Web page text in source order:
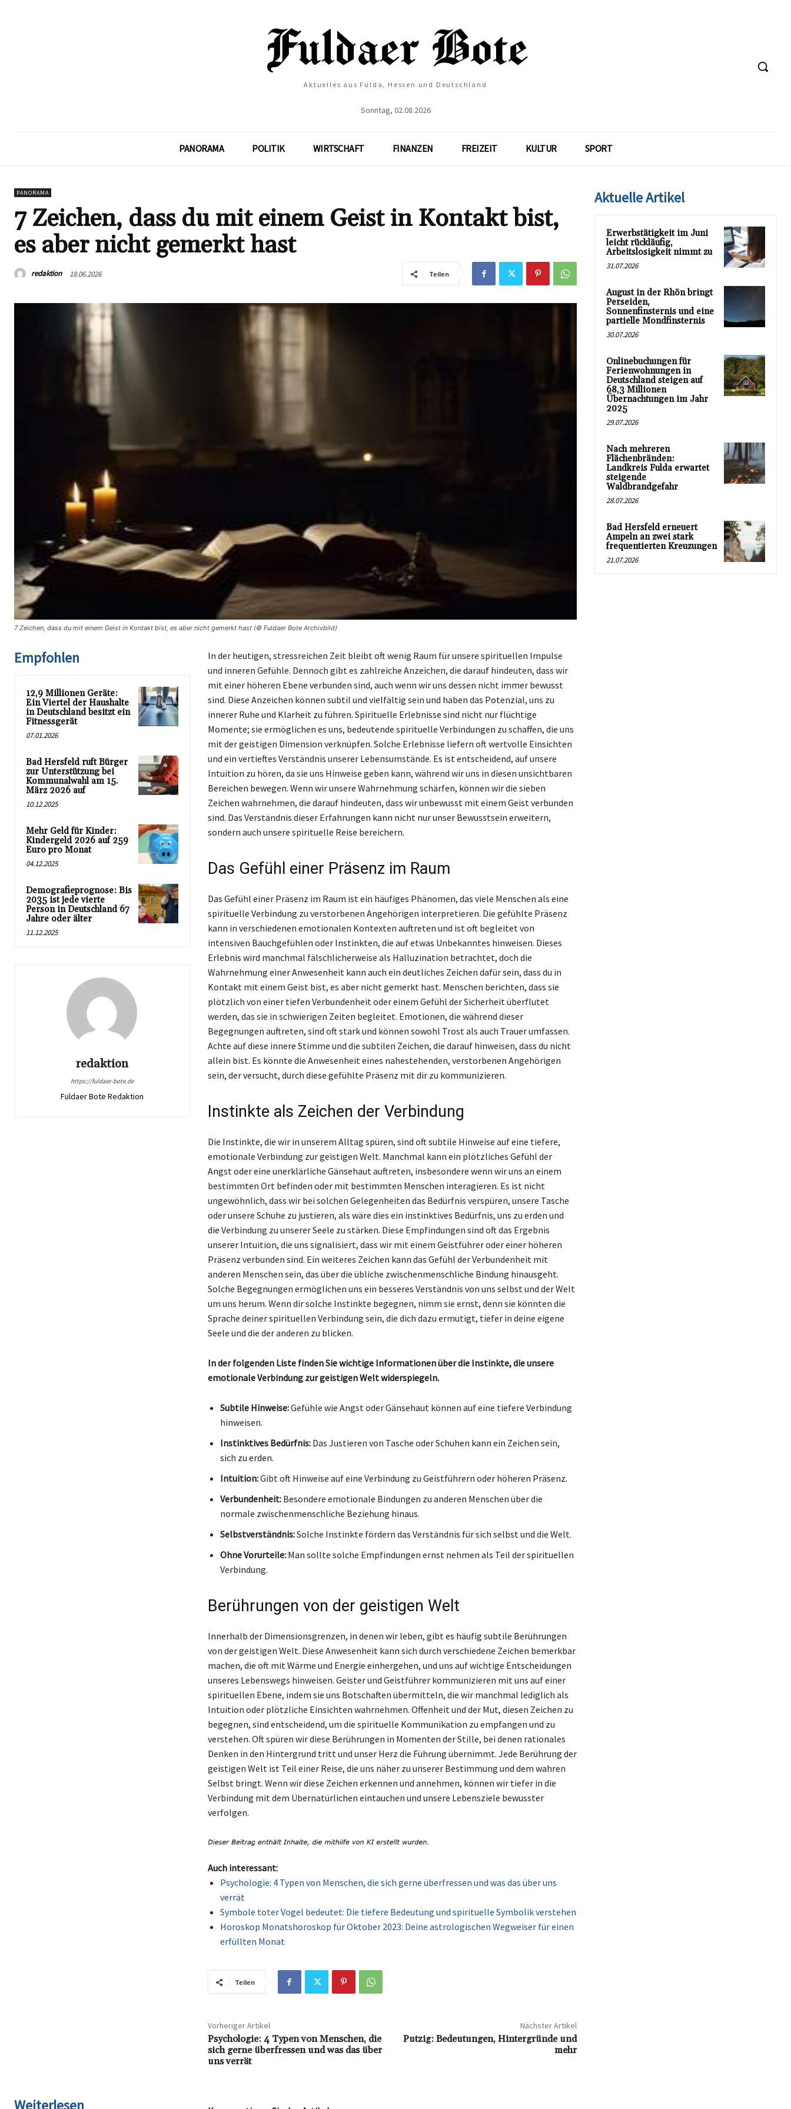
Aktuelles aus Fulda, Hessen und Deutschland
Sonntag, 02.08.2026
PANORAMA POLITIK WIRTSCHAFT FINANZEN FREIZEIT KULTUR SPORT
PANORAMA
7 Zeichen, dass du mit einem Geist in Kontakt bist,
es aber nicht gemerkt hast
redaktion 18.06.2026 Teilen
7 Zeichen, dass du mit einem Geist in Kontakt bist, es aber nicht gemerkt hast (© Fuldaer Bote Archivbild)
Empfohlen
12,9 Millionen Geräte:
Ein Viertel der Haushalte
in Deutschland besitzt ein
Fitnessgerät
07.01.2026
Bad Hersfeld ruft Bürger
zur Unterstützung bei
Kommunalwahl am 15.
März 2026 auf
10.12.2025
Mehr Geld für Kinder:
Kindergeld 2026 auf 259
Euro pro Monat
04.12.2025
Demografieprognose: Bis
2035 ist jede vierte
Person in Deutschland 67
Jahre oder älter
11.12.2025
redaktion
https://fuldaer-bote.de
Fuldaer Bote Redaktion
In der heutigen, stressreichen Zeit bleibt oft wenig Raum für unsere spirituellen Impulse
und inneren Gefühle. Dennoch gibt es zahlreiche Anzeichen, die darauf hindeuten, dass wir
mit einer höheren Ebene verbunden sind, auch wenn wir uns dessen nicht immer bewusst
sind. Diese Anzeichen können subtil und vielfältig sein und haben das Potenzial, uns zu
innerer Ruhe und Klarheit zu führen. Spirituelle Erlebnisse sind nicht nur flüchtige
Momente; sie ermöglichen es uns, bedeutende spirituelle Verbindungen zu schaffen, die uns
mit der geistigen Dimension verknüpfen. Solche Erlebnisse liefern oft wertvolle Einsichten
und ein vertieftes Verständnis unserer Lebensumstände. Es ist entscheidend, auf unsere
Intuition zu hören, da sie uns Hinweise geben kann, während wir uns in diesen unsichtbaren
Bereichen bewegen. Wenn wir unsere Wahrnehmung schärfen, können wir die sieben
Zeichen wahrnehmen, die darauf hindeuten, dass wir unbewusst mit einem Geist verbunden
sind. Das Verständnis dieser Erfahrungen kann nicht nur unser Bewusstsein erweitern,
sondern auch unsere spirituelle Reise bereichern.
Das Gefühl einer Präsenz im Raum
Das Gefühl einer Präsenz im Raum ist ein häufiges Phänomen, das viele Menschen als eine
spirituelle Verbindung zu verstorbenen Angehörigen interpretieren. Die gefühlte Präsenz
kann in verschiedenen emotionalen Kontexten auftreten und ist oft begleitet von
intensiven Bauchgefühlen oder Instinkten, die auf etwas Unbekanntes hinweisen. Dieses
Erlebnis wird manchmal fälschlicherweise als Halluzination betrachtet, doch die
Wahrnehmung einer Anwesenheit kann auch ein deutliches Zeichen dafür sein, dass du in
Kontakt mit einem Geist bist, es aber nicht gemerkt hast. Menschen berichten, dass sie
plötzlich von einer tiefen Verbundenheit oder einem Gefühl der Sicherheit überflutet
werden, das sie in schwierigen Zeiten begleitet. Emotionen, die während dieser
Begegnungen auftreten, sind oft stark und können sowohl Trost als auch Trauer umfassen.
Achte auf diese innere Stimme und die subtilen Zeichen, die darauf hinweisen, dass du nicht
allein bist. Es könnte die Anwesenheit eines nahestehenden, verstorbenen Angehörigen
sein, der versucht, durch diese gefühlte Präsenz mit dir zu kommunizieren.
Instinkte als Zeichen der Verbindung
Die Instinkte, die wir in unserem Alltag spüren, sind oft subtile Hinweise auf eine tiefere,
emotionale Verbindung zur geistigen Welt. Manchmal kann ein plötzliches Gefühl der
Angst oder eine unerklärliche Gänsehaut auftreten, insbesondere wenn wir uns an einem
bestimmten Ort befinden oder mit bestimmten Menschen interagieren. Es ist nicht
ungewöhnlich, dass wir bei solchen Gelegenheiten das Bedürfnis verspüren, unsere Tasche
oder unsere Schuhe zu justieren, als wäre dies ein instinktives Bedürfnis, uns zu erden und
die Verbindung zu unserer Seele zu stärken. Diese Empfindungen sind oft das Ergebnis
unserer Intuition, die uns signalisiert, dass wir mit einem Geistführer oder einer höheren
Präsenz verbunden sind. Ein weiteres Zeichen kann das Gefühl der Verbundenheit mit
anderen Menschen sein, das über die übliche zwischenmenschliche Bindung hinausgeht.
Solche Begegnungen ermöglichen uns ein besseres Verständnis von uns selbst und der Welt
um uns herum. Wenn dir solche Instinkte begegnen, nimm sie ernst, denn sie könnten die
Sprache deiner spirituellen Verbindung sein, die dich dazu ermutigt, tiefer in deine eigene
Seele und die der anderen zu blicken.
In der folgenden Liste finden Sie wichtige Informationen über die Instinkte, die unsere
emotionale Verbindung zur geistigen Welt widerspiegeln.
Subtile Hinweise:Gefühle wie Angst oder Gänsehaut können auf eine tiefere Verbindung
hinweisen.
Instinktives Bedürfnis:Das Justieren von Tasche oder Schuhen kann ein Zeichen sein,
sich zu erden.
Intuition:Gibt oft Hinweise auf eine Verbindung zu Geistführern oder höheren Präsenz.
Verbundenheit:Besondere emotionale Bindungen zu anderen Menschen über die
normale zwischenmenschliche Beziehung hinaus.
Selbstverständnis:Solche Instinkte fördern das Verständnis für sich selbst und die Welt.
Ohne Vorurteile:Man sollte solche Empfindungen ernst nehmen als Teil der spirituellen
Verbindung.
Berührungen von der geistigen Welt
Innerhalb der Dimensionsgrenzen, in denen wir leben, gibt es häufig subtile Berührungen
von der geistigen Welt. Diese Anwesenheit kann sich durch verschiedene Zeichen bemerkbar
machen, die oft mit Wärme und Energie einhergehen, und uns auf wichtige Entscheidungen
unseres Lebenswegs hinweisen. Geister und Geistführer kommunizieren mit uns auf einer
spirituellen Ebene, indem sie uns Botschaften übermitteln, die wir manchmal lediglich als
Intuition oder plötzliche Einsichten wahrnehmen. Offenheit und der Mut, diesen Zeichen zu
begegnen, sind entscheidend, um die spirituelle Kommunikation zu empfangen und zu
verstehen. Oft spüren wir diese Berührungen in Momenten der Stille, bei denen rationales
Denken in den Hintergrund tritt und unser Herz die Führung übernimmt. Jede Berührung der
geistigen Welt ist Teil einer Reise, die uns näher zu unserer Bestimmung und dem wahren
Selbst bringt. Wenn wir diese Zeichen erkennen und annehmen, können wir tiefer in die
Verbindung mit dem Übernatürlichen eintauchen und unsere Lebensziele bewusster
verfolgen.
Auch interessant:
Psychologie: 4 Typen von Menschen, die sich gerne überfressen und was das über uns
verrät
Symbole toter Vogel bedeutet: Die tiefere Bedeutung und spirituelle Symbolik verstehen
Horoskop Monatshoroskop für Oktober 2023: Deine astrologischen Wegweiser für einen
erfüllten Monat
Teilen
Vorheriger Artikel
Psychologie: 4 Typen von Menschen, die
sich gerne überfressen und was das über
uns verrät
Nächster Artikel
Putzig: Bedeutungen, Hintergründe und
mehr
Weiterlesen
Aktuelle Artikel
Erwerbstätigkeit im Juni
leicht rückläufig,
Arbeitslosigkeit nimmt zu
31.07.2026
August in der Rhön bringt
Perseiden,
Sonnenfinsternis und eine
partielle Mondfinsternis
30.07.2026
Onlinebuchungen für
Ferienwohnungen in
Deutschland steigen auf
68,3 Millionen
Übernachtungen im Jahr
2025
29.07.2026
Nach mehreren
Flächenbränden:
Landkreis Fulda erwartet
steigende
Waldbrandgefahr
28.07.2026
Bad Hersfeld erneuert
Ampeln an zwei stark
frequentierten Kreuzungen
21.07.2026